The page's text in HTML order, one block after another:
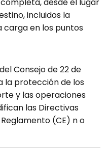
incluidos la
carga en los puntos
Consejo de 22 de
la protección de los
y las operaciones
las Directivas
(CE) n o